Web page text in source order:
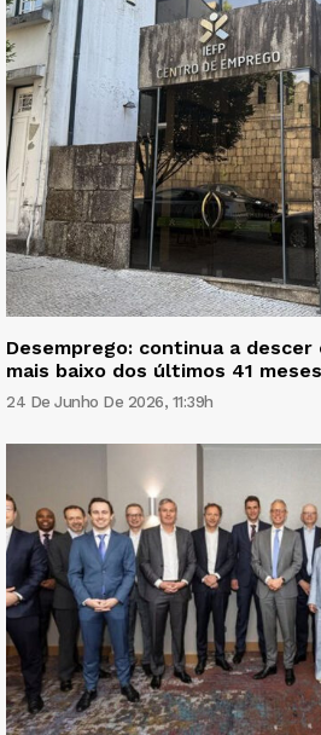
Desemprego: continua a
mais baixo dos últimos 41 meses
24 De Junho De 2026, 11:39h